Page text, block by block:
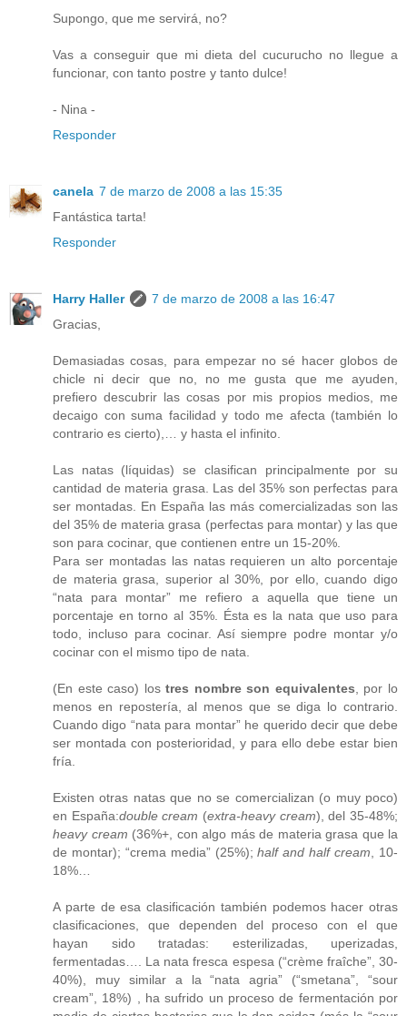
Supongo, que me servirá, no?
Vas a conseguir que mi dieta del cucurucho no llegue a
funcionar, con tanto postre y tanto dulce!
- Nina -
Responder
canela 7 de marzo de 2008 a las 15:35
Fantástica tarta!
Responder
Harry Haller
7 de marzo de 2008 a las 16:47
Gracias,
Demasiadas cosas, para empezar no sé hacer globos de
chicle ni decir que no, no me gusta que me ayuden,
prefiero descubrir las cosas por mis propios medios, me
decaigo con suma facilidad y todo me afecta (también lo
contrario es cierto),… y hasta el infinito.
Las natas (líquidas) se clasifican principalmente por su
cantidad de materia grasa. Las del 35% son perfectas para
ser montadas. En España las más comercializadas son las
del 35% de materia grasa (perfectas para montar) y las que
son para cocinar, que contienen entre un 15-20%.
Para ser montadas las natas requieren un alto porcentaje
de materia grasa, superior al 30%, por ello, cuando digo
“nata para montar” me refiero a aquella que tiene un
porcentaje en torno al 35%. Ésta es la nata que uso para
todo, incluso para cocinar. Así siempre podre montar y/o
cocinar con el mismo tipo de nata.
(En este caso) lostres nombre son equivalentes , por lo
menos en repostería, al menos que se diga lo contrario.
Cuando digo “nata para montar” he querido decir que debe
ser montada con posterioridad, y para ello debe estar bien
fría.
Existen otras natas que no se comercializan (o muy poco)
en España:double cream (extra-heavy cream), del 35-48%;
heavy cream (36%+, con algo más de materia grasa que la
de montar); “crema media” (25%);half and half cream , 10-
18%…
A parte de esa clasificación también podemos hacer otras
clasificaciones, que dependen del proceso con el que
hayan sido tratadas: esterilizadas, uperizadas,
fermentadas…. La nata fresca espesa (“crème fraîche”, 30-
40%), muy similar a la “nata agria” (“smetana”, “sour
cream”, 18%) , ha sufrido un proceso de fermentación por